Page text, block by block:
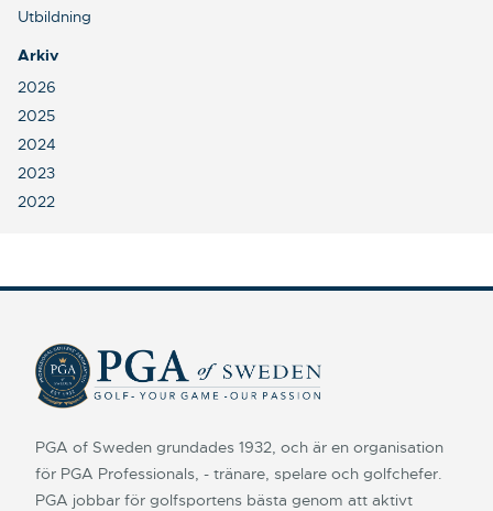
Utbildning
Arkiv
2026
2025
2024
2023
2022
PGA of Sweden grundades 1932, och är en organisation
för PGA Professionals, - tränare, spelare och golfchefer.
PGA jobbar för golfsportens bästa genom att aktivt